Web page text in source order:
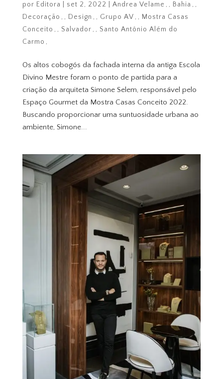
por Editora set 2, 2022 Andrea Velame , Bahia
,
Decoração
, Design , Grupo AV , Mostra Casas
Conceito
, Salvador , Santo Antônio Além do
Carmo
Os altos cobogós da fachada interna da antiga Escola
Divino Mestre foram o ponto de partida para a
criação da arquiteta Simone Selem, responsável pelo
Espaço Gourmet da Mostra Casas Conceito 2022.
Buscando proporcionar uma suntuosidade urbana ao
ambiente, Simone...